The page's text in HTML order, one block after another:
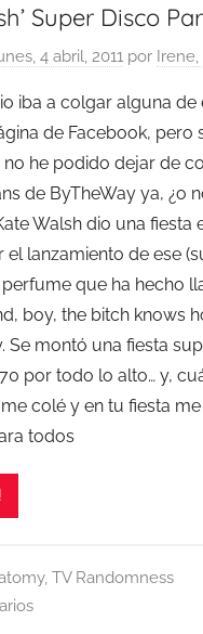
Super Disco
4 abril, 2011 por
iba a colgar alguna de
de Facebook, pero
he podido dejar de
de ByTheWay ya, ¿o
Walsh dio una fiesta
el lanzamiento de ese
que ha hecho
boy, the bitch knows
Se montó una fiesta
por todo lo alto… y,
colé y en tu fiesta
todos
, TV Randomness